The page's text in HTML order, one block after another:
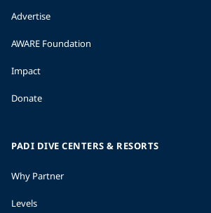
Advertise
AWARE Foundation
Impact
Donate
PADI DIVE CENTERS & RESORTS
Why Partner
Levels